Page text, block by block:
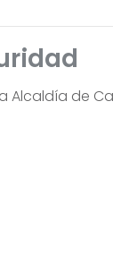
Alcaldía de